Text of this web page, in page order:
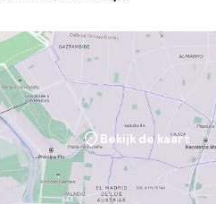
Bekijk de kaart